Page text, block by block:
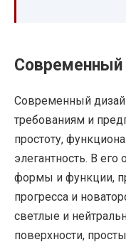
Современный
Современный
требованиям и
простоту,
элегантность. В
формы и функции,
прогресса и
светлые и
поверхности,